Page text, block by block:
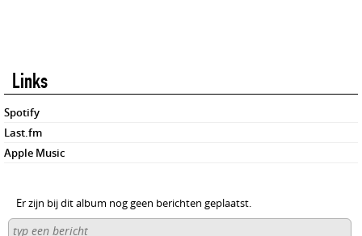
Links
Spotify
Last.fm
Apple Music
Er zijn bij dit album nog geen berichten geplaatst.